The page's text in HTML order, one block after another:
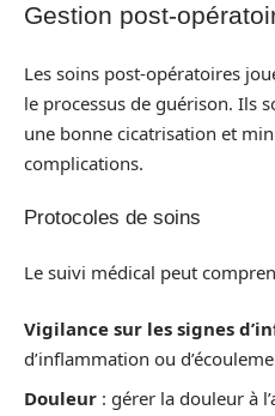
Gestion post-
Les soins post-opératoires
le processus de guérison. Ils
une bonne cicatrisation et
complications.
Protocoles de soins
Le suivi médical peut
Vigilance sur les signes
d’inflammation ou
Douleur : gérer la douleur à